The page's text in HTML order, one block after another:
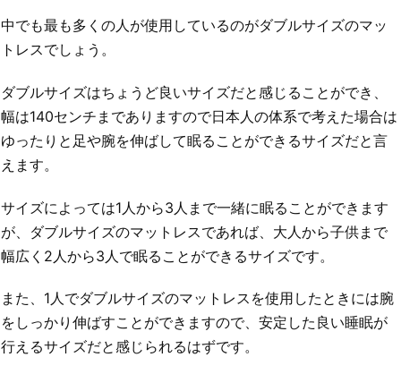
中でも最も多くの人が使用しているのがダブルサイズのマッ
トレスでしょう。
ダブルサイズはちょうど良いサイズだと感じることができ、
幅は140センチまでありますので日本人の体系で考えた場合は
ゆったりと足や腕を伸ばして眠ることができるサイズだと言
えます。
サイズによっては1人から3人まで一緒に眠ることができます
が、ダブルサイズのマットレスであれば、大人から子供まで
幅広く2人から3人で眠ることができるサイズです。
また、1人でダブルサイズのマットレスを使用したときには腕
をしっかり伸ばすことができますので、安定した良い睡眠が
行えるサイズだと感じられるはずです。